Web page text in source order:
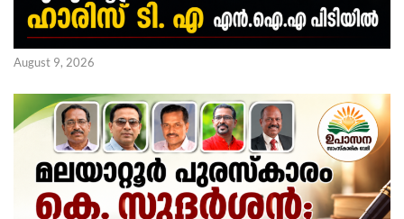
August 9, 2026